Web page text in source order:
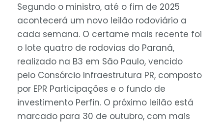
Segundo o ministro, até o fim de 2025
acontecerá um novo leilão rodoviário a
cada semana. O certame mais recente foi
o lote quatro de rodovias do Paraná,
realizado na B3 em São Paulo, vencido
pelo Consórcio Infraestrutura PR, composto
por EPR Participações e o fundo de
investimento Perfin. O próximo leilão está
marcado para 30 de outubro, com mais